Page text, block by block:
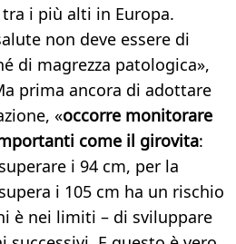
i più alti in Europa.
non deve essere di
di magrezza patologica»,
prima ancora di adottare
«occorre monitorare
come il girovita:
i 94 cm, per la
i 105 cm ha un rischio
è nei limiti – di sviluppare